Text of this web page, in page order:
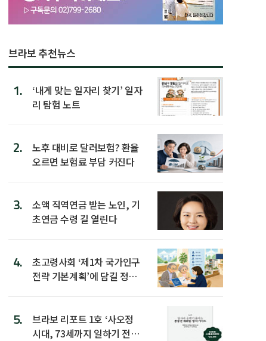
브라보 추천뉴스
1.
‘내게 맞는 일자리 찾기’ 일자
리 탐험 노트
2.
노후 대비로 달러보험? 환율
오르면 보험료 부담 커진다
3.
소액 직역연금 받는 노인, 기
초연금 수령 길 열린다
4.
초고령사회 ‘제1차 국가인구
전략 기본계획’에 담길 정책
5.
브라보 리포트 1호 ‘사오정
시대, 73세까지 일하기 전략’